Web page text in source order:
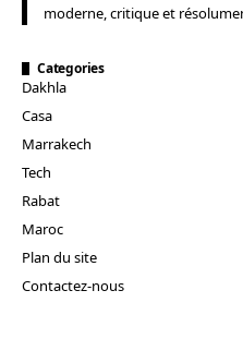
moderne, critique et
Categories
Dakhla
Casa
Marrakech
Tech
Rabat
Maroc
Plan du site
Contactez-nous